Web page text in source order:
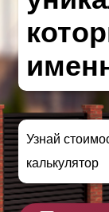
Узнай
калькулятор